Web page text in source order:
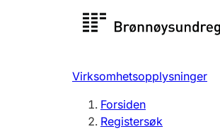
Registersøk
Registrere, endre, slette
Virksomhetsopplysninger
Forsiden
Registersøk